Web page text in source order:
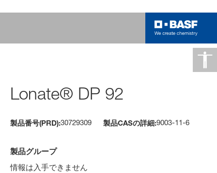
Lonate® DP 92
製品番号(PRD):30729309 製品CASの詳細:9003-11-6
製品グループ
情報は入手できません